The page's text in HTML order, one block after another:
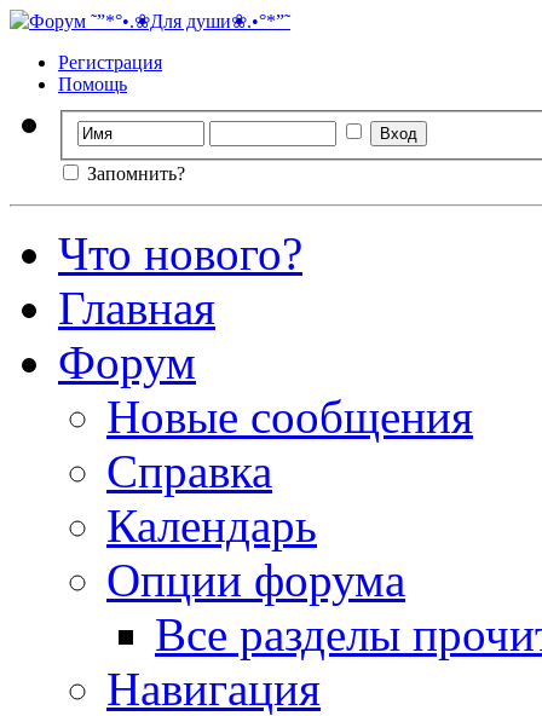
Регистрация
Помощь
Запомнить?
Что нового?
Главная
Форум
Новые сообщения
Справка
Календарь
Опции форума
Все разделы
Навигация